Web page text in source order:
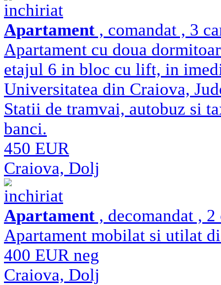
inchiriat
Apartament , comandat , 3
Apartament cu doua
etajul 6 in bloc cu lift, in
Universitatea din Craiova,
Statii de tramvai, autobuz si
banci.
450 EUR
Craiova, Dolj
inchiriat
Apartament , decomandat ,
Apartament mobilat si utilat
400 EUR neg
Craiova, Dolj